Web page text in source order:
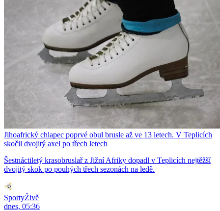
Jihoafrický chlapec poprvé obul brusle až ve 13 letech. V Teplicích
skočil dvojitý axel po třech letech
Šestnáctiletý krasobruslař z Jižní Afriky dopadl v Teplicích nejtěžší
dvojitý skok po pouhých třech sezonách na ledě.
SportyŽivě
dnes, 05:36